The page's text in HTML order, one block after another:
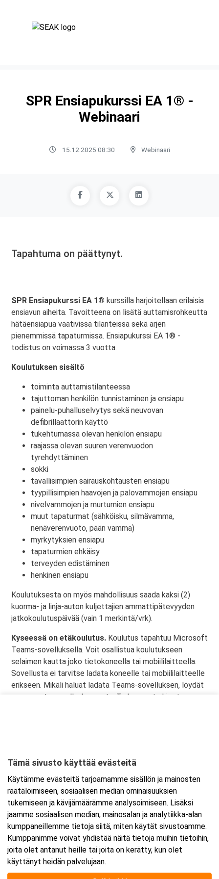
SPR Ensiapukurssi EA 1® -
Webinaari
15.12.2025 08:30 Webinaari
Tapahtuma on päättynyt.
SPR Ensiapukurssi EA 1® kurssilla harjoitellaan erilaisia
ensiavun aiheita. Tavoitteena on lisätä auttamisrohkeutta
hätäensiapua vaativissa tilanteissa sekä arjen
pienemmissä tapaturmissa. Ensiapukurssi EA 1® -
todistus on voimassa 3 vuotta.
Koulutuksen sisältö
toiminta auttamistilanteessa
tajuttoman henkilön tunnistaminen ja ensiapu
painelu-puhalluselvytys sekä neuvovan
defibrillaattorin käyttö
tukehtumassa olevan henkilön ensiapu
raajassa olevan suuren verenvuodon
tyrehdyttäminen
sokki
tavallisimpien sairauskohtausten ensiapu
tyypillisimpien haavojen ja palovammojen ensiapu
nivelvammojen ja murtumien ensiapu
muut tapaturmat (sähköisku, silmävamma,
nenäverenvuoto, pään vamma)
myrkytyksien ensiapu
tapaturmien ehkäisy
terveyden edistäminen
henkinen ensiapu
Koulutuksesta on myös mahdollisuus saada kaksi (2)
kuorma- ja linja-auton kuljettajien ammattipätevyyden
jatkokoulutuspäivää (vain 1 merkintä/vrk).
Kyseessä on etäkoulutus. Koulutus tapahtuu Microsoft
Teams-sovelluksella. Voit osallistua koulutukseen
selaimen kautta joko tietokoneella tai mobiililaitteella.
Sovellusta ei tarvitse ladata koneelle tai mobiililaitteelle
erikseen. Mikäli haluat ladata Teams-sovelluksen, löydät
sen omasta sovelluskaupasta. Tarkemmat ohjeet
Ajankohta
Alkaa:15.12.2025 08:30
Päättyy:16.12.2025 15:30
Lisää tapahtuma kalenteriisi
Tämä sivusto käyttää evästeitä
Käytämme evästeitä tarjoamamme sisällön ja mainosten
räätälöimiseen, sosiaalisen median ominaisuuksien
tukemiseen ja kävijämäärämme analysoimiseen. Lisäksi
jaamme sosiaalisen median, mainosalan ja analytiikka-alan
kumppaneillemme tietoja siitä, miten käytät sivustoamme.
Kumppanimme voivat yhdistää näitä tietoja muihin tietoihin,
joita olet antanut heille tai joita on kerätty, kun olet
käyttänyt heidän palvelujaan.